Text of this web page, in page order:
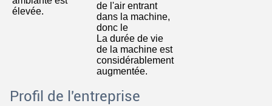
élevée.
de l'air entrant
dans la machine,
donc le
La durée de vie
de la machine est
considérablement
augmentée.
Profil de l'entreprise